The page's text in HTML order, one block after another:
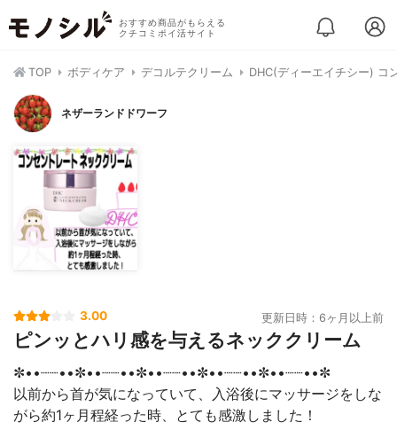
おすすめ商品がもらえる
クチコミポイ活サイト
TOP ボディケア デコルテクリーム DHC(ディーエイチシー) コ
ネザーランドドワーフ
3.00 更新日時：6ヶ月以上前
ピンッとハリ感を与えるネッククリーム
✼••┈┈••✼••┈┈••✼••┈┈••✼••┈┈••✼••┈┈••✼
以前から首が気になっていて、入浴後にマッサージをしな
がら約1ヶ月程経った時、とても感激しました！